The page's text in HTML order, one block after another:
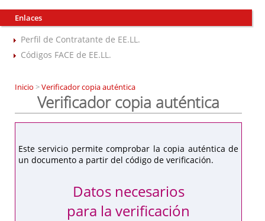
Enlaces
Perfil de Contratante de EE.LL.
Códigos FACE de EE.LL.
Inicio >Verificador copia auténtica
Verificador copia auténtica
Este servicio permite comprobar la copia auténtica de
un documento a partir del código de verificación.
Datos necesarios
para la verificación